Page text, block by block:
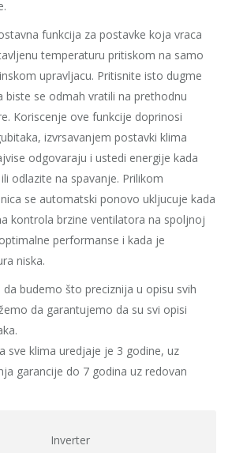
funkcija za postavke koja vraca
temperaturu pritiskom na samo
upravljacu. Pritisnite isto dugme
biste se odmah vratili na prethodnu
Koriscenje ove funkcije doprinosi
izvrsavanjem postavki klima
odgovaraju i ustedi energije kada
odlazite na spavanje. Prilikom
se automatski ponovo ukljucuje kada
kontrola brzine ventilatora na spoljnoj
performanse i kada je
niska.
budemo što preciznija u opisu svih
da garantujemo da su svi opisi
sve klima uredjaje je 3 godine, uz
garancije do 7 godina uz redovan
Inverter